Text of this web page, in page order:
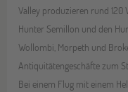
Valley produzieren rund 120
Hunter Semillon und den
Wollombi, Morpeth und
Antiquitätengeschäfte zum
Bei einem Flug mit einem